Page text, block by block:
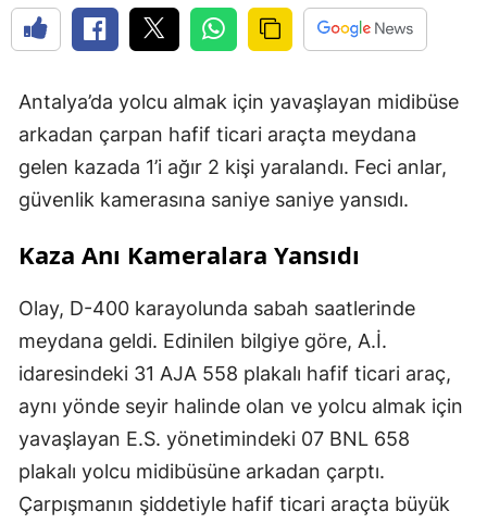
Antalya’da yolcu almak için yavaşlayan midibüse
arkadan çarpan hafif ticari araçta meydana
gelen kazada 1’i ağır 2 kişi yaralandı. Feci anlar,
güvenlik kamerasına saniye saniye yansıdı.
Kaza Anı Kameralara Yansıdı
Olay, D-400 karayolunda sabah saatlerinde
meydana geldi. Edinilen bilgiye göre, A.İ.
idaresindeki 31 AJA 558 plakalı hafif ticari araç,
aynı yönde seyir halinde olan ve yolcu almak için
yavaşlayan E.S. yönetimindeki 07 BNL 658
plakalı yolcu midibüsüne arkadan çarptı.
Çarpışmanın şiddetiyle hafif ticari araçta büyük